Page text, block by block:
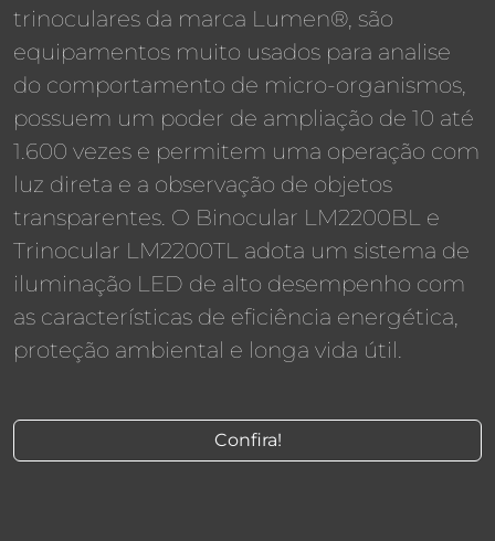
trinoculares da marca Lumen®, são
equipamentos muito usados para analise
do comportamento de micro-organismos,
possuem um poder de ampliação de 10 até
1.600 vezes e permitem uma operação com
luz direta e a observação de objetos
transparentes. O Binocular LM2200BL e
Trinocular LM2200TL adota um sistema de
iluminação LED de alto desempenho com
as características de eficiência energética,
proteção ambiental e longa vida útil.
Confira!